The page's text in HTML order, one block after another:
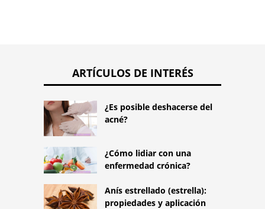
ARTÍCULOS DE INTERÉS
¿Es posible deshacerse del
acné?
¿Cómo lidiar con una
enfermedad crónica?
Anís estrellado (estrella):
propiedades y aplicación